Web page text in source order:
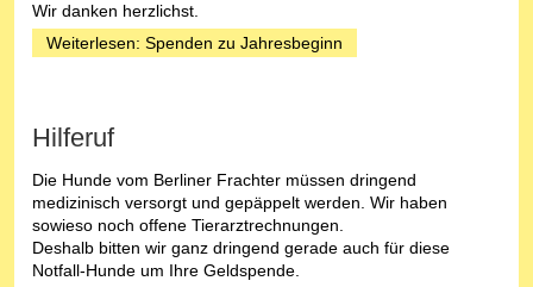
Wir danken herzlichst.
Weiterlesen: Spenden zu Jahresbeginn
Hilferuf
Die Hunde vom Berliner Frachter müssen dringend
medizinisch versorgt und gepäppelt werden. Wir haben
sowieso noch offene Tierarztrechnungen.
Deshalb bitten wir ganz dringend gerade auch für diese
Notfall-Hunde um Ihre Geldspende.